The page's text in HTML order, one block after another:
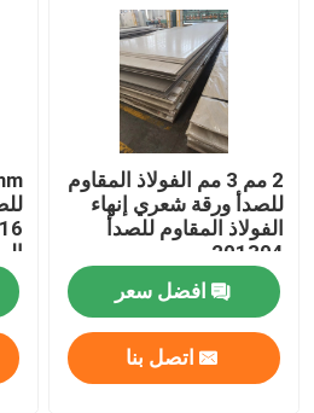
أنبوب من الصلب الكاربوني
زاوية الفولاذ المقاوم للصدأ
شريط مسطح من الفولاذ المقاوم
قناة الفولاذ المقاوم للصدأ
2 مم 3 مم الفولاذ المقاوم
للصدأ ورقة شعري إنهاء
الفولاذ المقاوم للصدأ
201304
افضل سعر
اتصل بنا